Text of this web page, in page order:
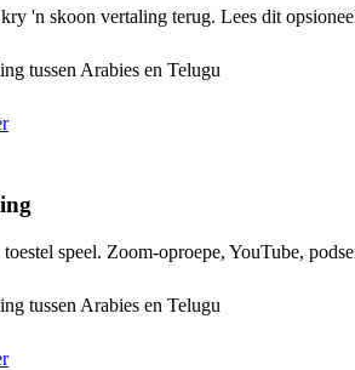
'n skoon vertaling terug. Lees dit
tussen Arabies en Telugu
speel. Zoom-oproepe, YouTube,
tussen Arabies en Telugu